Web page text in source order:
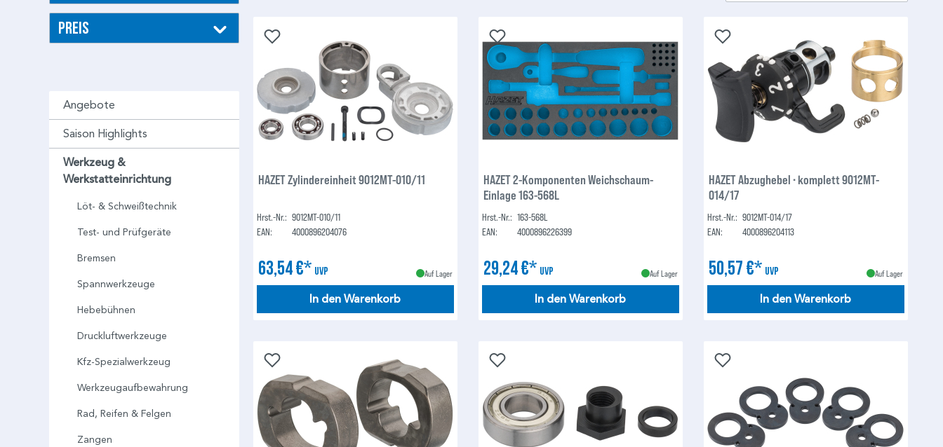
Preis
Angebote
Saison Highlights
Werkzeug &
Werkstatteinrichtung
Löt- & Schweißtechnik
Test- und Prüfgeräte
Bremsen
Spannwerkzeuge
Hebebühnen
Druckluftwerkzeuge
Kfz-Spezialwerkzeug
Werkzeugaufbewahrung
Rad, Reifen & Felgen
Zangen
HAZET Zylindereinheit 9012MT-010/11
Hrst.-Nr.: 9012MT-010/11
EAN:
4000896204076
63,54 €* UVP Auf Lager
In den Warenkorb
HAZET 2-Komponenten Weichschaum-
Einlage 163-568L
Hrst.-Nr.: 163-568L
EAN:
4000896226399
29,24 €* UVP Auf Lager
In den Warenkorb
HAZET Abzughebel ∙ komplett 9012MT-
014/17
Hrst.-Nr.: 9012MT-014/17
EAN:
4000896204113
50,57 €* UVP Auf Lager
In den Warenkorb